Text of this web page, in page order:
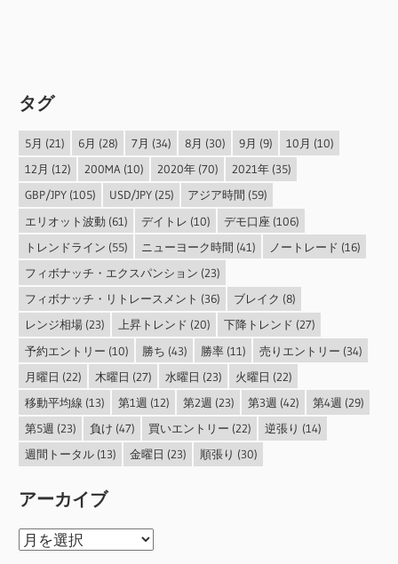
タグ
5月 (21) 6月 (28) 7月 (34) 8月 (30) 9月 (9) 10月 (10)
12月 (12) 200MA(10) 2020年(70) 2021年(35)
GBP/JPY(105) USD/JPY(25) アジア時間 (59)
エリオット波動 (61) デイトレ (10) デモ口座 (106)
トレンドライン (55) ニューヨーク時間 (41) ノートレード (16)
フィボナッチ・エクスパンション (23)
フィボナッチ・リトレースメント (36) ブレイク (8)
レンジ相場(23) 上昇トレンド (20) 下降トレンド (27)
予約エントリー (10) 勝ち (43) 勝率(11) 売りエントリー (34)
月曜日 (22) 木曜日 (27) 水曜日 (23) 火曜日 (22)
移動平均線 (13) 第1週 (12) 第2週 (23) 第3週 (42) 第4週 (29)
第5週 (23) 負け (47) 買いエントリー (22) 逆張り (14)
週間トータル(13) 金曜日 (23) 順張り (30)
アーカイブ
ア